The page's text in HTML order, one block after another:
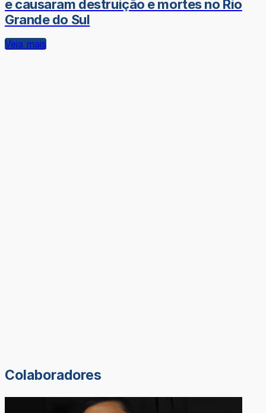
e causaram destruição e mortes no Rio
Grande do Sul
Veja mais
Colaboradores